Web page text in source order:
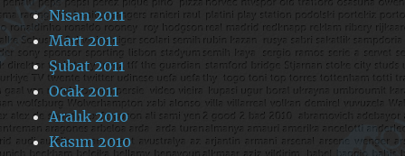
Nisan 2011
Mart 2011
Şubat 2011
Ocak 2011
Aralık 2010
Kasım 2010